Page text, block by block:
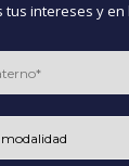
tus intereses y